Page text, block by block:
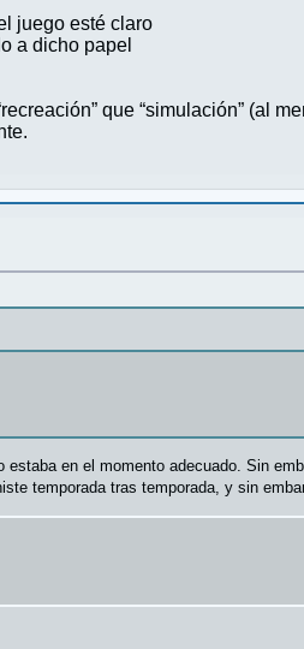
juego esté claro
a dicho papel
que “simulación” (al
en el momento adecuado. Sin
temporada tras temporada, y sin